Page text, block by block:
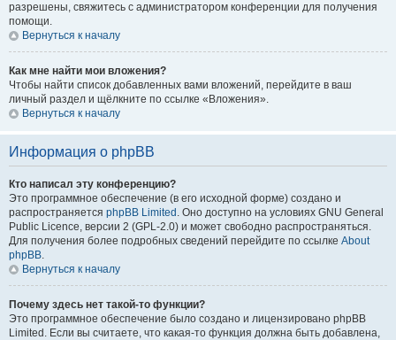
разрешены, свяжитесь с администратором конференции для получения
помощи.
Вернуться к началу
Как мне найти мои вложения?
Чтобы найти список добавленных вами вложений, перейдите в ваш
личный раздел и щёлкните по ссылке «Вложения».
Вернуться к началу
Информация о phpBB
Кто написал эту конференцию?
Это программное обеспечение (в его исходной форме) создано и
распространяется phpBB Limited . Оно доступно на условиях GNU General
Public Licence, версии 2 (GPL-2.0) и может свободно распространяться.
Для получения более подробных сведений перейдите по ссылке About
phpBB.
Вернуться к началу
Почему здесь нет такой-то функции?
Это программное обеспечение было создано и лицензировано phpBB
Limited. Если вы считаете, что какая-то функция должна быть добавлена,